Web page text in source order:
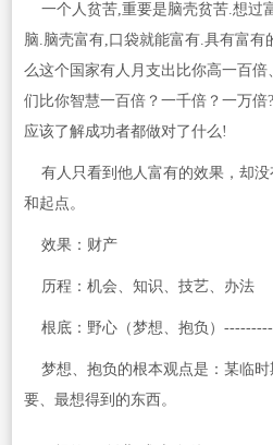
一个人贫苦,重要是脑壳贫苦.想过
脑.脑壳富有,口袋就能富有.具有富
么这个国家有人月支出比你高一百
们比你智慧一百倍？一千倍？一万
应该了解成功者都做对了什么!
有人只看到他人富有的效果，却没
和起点。
效果：财产
历程：机会、知识、技艺、办法
根底：野心（梦想、抱负）
梦想、抱负的根本观点是：某临时
要、最想得到的东西。